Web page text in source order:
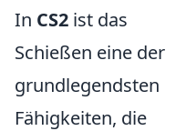
In CS2 ist das
Schießen eine der
grundlegendsten
Fähigkeiten, die